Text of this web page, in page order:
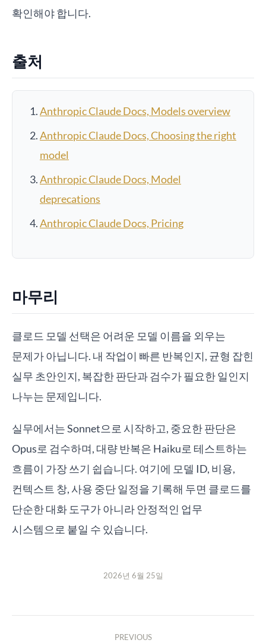
확인해야 합니다.
출처
Anthropic Claude Docs, Models overview
Anthropic Claude Docs, Choosing the right
model
Anthropic Claude Docs, Model
deprecations
Anthropic Claude Docs, Pricing
마무리
클로드 모델 선택은 어려운 모델 이름을 외우는
문제가 아닙니다. 내 작업이 빠른 반복인지, 균형 잡힌
실무 초안인지, 복잡한 판단과 검수가 필요한 일인지
나누는 문제입니다.
실무에서는 Sonnet으로 시작하고, 중요한 판단은
Opus로 검수하며, 대량 반복은 Haiku로 테스트하는
흐름이 가장 쓰기 쉽습니다. 여기에 모델 ID, 비용,
컨텍스트 창, 사용 중단 일정을 기록해 두면 클로드를
단순한 대화 도구가 아니라 안정적인 업무
시스템으로 붙일 수 있습니다.
2026년 6월 25일
PREVIOUS